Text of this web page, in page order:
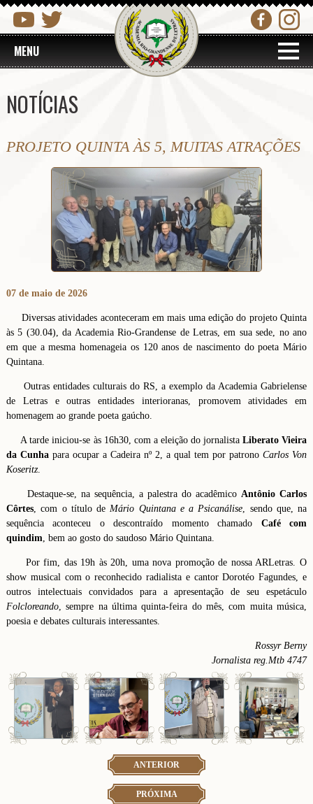
MENU
NOTÍCIAS
PROJETO QUINTA ÀS 5, MUITAS ATRAÇÕES
07 de maio de 2026
Diversas atividades aconteceram em mais uma edição do projeto Quinta
às 5 (30.04), da Academia Rio-Grandense de Letras, em sua sede, no ano
em que a mesma homenageia os 120 anos de nascimento do poeta Mário
Quintana.
Outras entidades culturais do RS, a exemplo da Academia Gabrielense
de Letras e outras entidades interioranas, promovem atividades em
homenagem ao grande poeta gaúcho.
A tarde iniciou-se às 16h30, com a eleição do jornalista Liberato Vieira
da Cunha para ocupar a Cadeira nº 2, a qual tem por patrono Carlos Von
Koseritz.
Destaque-se, na sequência, a palestra do acadêmico Antônio Carlos
Côrtes, com o título deMário Quintana e a Psicanálise, sendo que, na
sequência aconteceu o descontraído momento chamado Café com
quindim, bem ao gosto do saudoso Mário Quintana.
Por fim, das 19h às 20h, uma nova promoção de nossa ARLetras. O
show musical com o reconhecido radialista e cantor Dorotéo Fagundes, e
outros intelectuais convidados para a apresentação de seu espetáculo
Folcloreando, sempre na última quinta-feira do mês, com muita música,
poesia e debates culturais interessantes.
Rossyr Berny
Jornalista reg.Mtb 4747
ANTERIOR
PRÓXIMA